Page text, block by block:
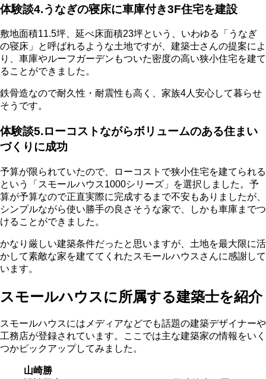
体験談4.うなぎの寝床に車庫付き3F住宅を建設
敷地面積11.5坪、延べ床面積23坪という、いわゆる「うなぎ
の寝床」と呼ばれるような土地ですが、建築士さんの提案によ
り、車庫やルーフガーデンもついた密度の高い狭小住宅を建て
ることができました。
鉄骨造なので耐久性・耐震性も高く、家族4人安心して暮らせ
そうです。
体験談5.ローコストながらボリュームのある住まい
づくりに成功
予算が限られていたので、ローコストで狭小住宅を建てられる
という「スモールハウス1000シリーズ」を選択しました。予
算が予算なので正直実際に完成するまで不安もありましたが、
シンプルながら使い勝手の良さそうな家で、しかも車庫までつ
けることができました。
かなり厳しい建築条件だったと思いますが、土地を最大限に活
かして素敵な家を建ててくれたスモールハウスさんに感謝して
います。
スモールハウスに所属する建築士を紹介
スモールハウスにはメディアなどでも話題の建築デザイナーや
工務店が登録されています。ここでは主な建築家の情報をいく
つかピックアップしてみました。
山崎勝